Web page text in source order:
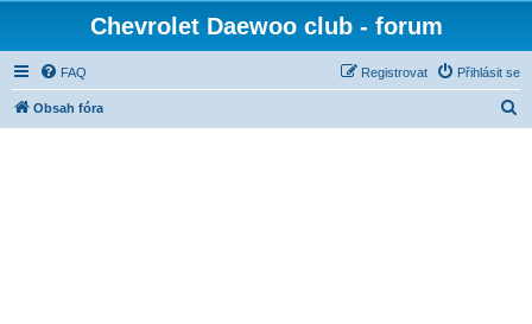
Chevrolet Daewoo club - forum
FAQ Přihlásit se
Registrovat
Obsah fóra